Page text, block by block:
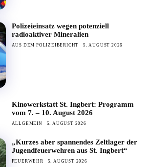
Polizeieinsatz wegen potenziell
radioaktiver Mineralien
AUS DEM POLIZEIBERICHT 5. AUGUST 2026
Kinowerkstatt St. Ingbert: Programm
vom 7. – 10. August 2026
ALLGEMEIN 5. AUGUST 2026
„Kurzes aber spannendes Zeltlager der
Jugendfeuerwehren aus St. Ingbert“
FEUERWEHR 5. AUGUST 2026